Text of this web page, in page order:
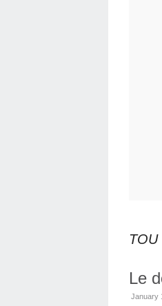
TOU
Le
January